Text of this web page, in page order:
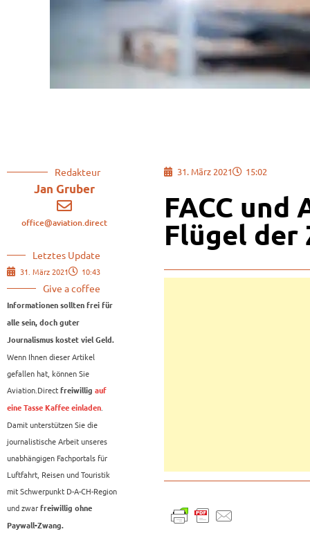
Redakteur
Jan Gruber
office@aviation.direct
Letztes Update
31. März 2021 10:43
Give a coffee
Informationen sollten frei für
alle sein, doch guter
Journalismus kostet viel Geld.
Wenn Ihnen dieser Artikel
gefallen hat, können Sie
Aviation.Direct freiwillig auf
eine Tasse Kaffee einladen.
Damit unterstützen Sie die
journalistische Arbeit unseres
unabhängigen Fachportals für
Luftfahrt, Reisen und Touristik
mit Schwerpunkt D-A-CH-Region
und zwar freiwillig ohne
Paywall-Zwang.
31. März 2021 15:02
FACC
Flügel der